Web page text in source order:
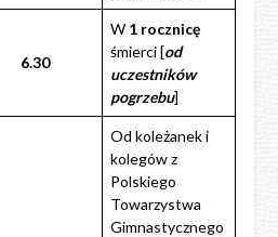
6.30
W 1 rocznicę
śmierci [od
uczestników
pogrzebu]
Od koleżanek i
kolegów z
Polskiego
Towarzystwa
Gimnastycznego